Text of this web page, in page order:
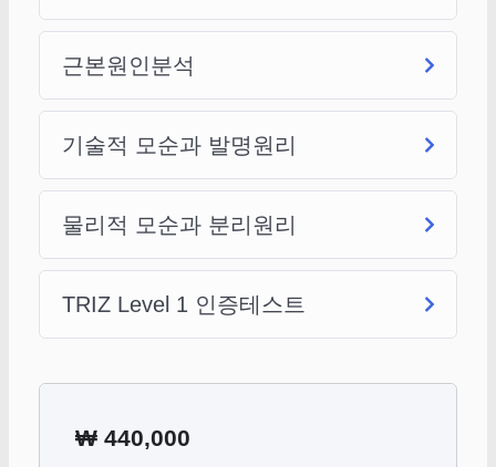
근본원인분석
기술적 모순과 발명원리
물리적 모순과 분리원리
TRIZ Level 1 인증테스트
₩ 440,000